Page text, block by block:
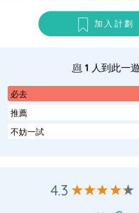
加入計劃
1 人到此一遊
必去
推薦
不妨一試
4.3